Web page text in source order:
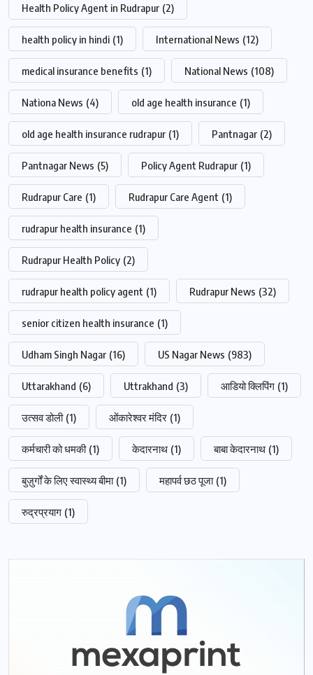
Health Policy Agent in Rudrapur (2)
health policy in hindi (1) International News (12)
medical insurance benefits (1) National News (108)
Nationa News (4) old age health insurance (1)
old age health insurance rudrapur (1) Pantnagar (2)
Pantnagar News (5) Policy Agent Rudrapur (1)
Rudrapur Care (1) Rudrapur Care Agent (1)
rudrapur health insurance (1)
Rudrapur Health Policy (2)
rudrapur health policy agent (1) Rudrapur News (32)
senior citizen health insurance (1)
Udham Singh Nagar (16) US Nagar News (983)
Uttarakhand (6) Uttrakhand (3) आडियो क्लिपिंग (1)
उत्सव डोली (1) ओंकारेश्वर मंदिर (1)
कर्मचारी को धमकी (1) केदारनाथ (1) बाबा केदारनाथ (1)
बुज़ुर्गों के लिए स्वास्थ्य बीमा (1) महापर्व छठ पूजा (1)
रुद्रप्रयाग (1)